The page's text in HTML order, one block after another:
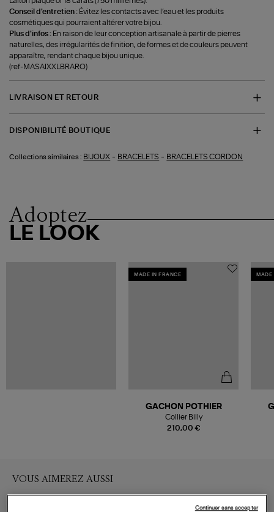
Conseil d'entretien : Évitez les contacts avec l’eau et les produits
cosmétiques qui pourraient altérer votre bijou.
Plus d'infos : En raison de leur conception artisanale à partir de pierres
naturelles, des irrégularités de finition, de formes et de couleurs peuvent
apparaître, rendant chaque bijou unique.
(ref-MASAIXXLBRARO)
LIVRAISON ET RETOUR
DISPONIBILITÉ BOUTIQUE
Collections similaires : BIJOUX - BRACELETS - BRACELETS CORDON
Adoptez
LE LOOK
MADE IN FRANCE
210,00 €
GACHON POTHIER
Collier Billy
MADE
VOUS AIMEREZ AUSSI
Continuer sans accepter